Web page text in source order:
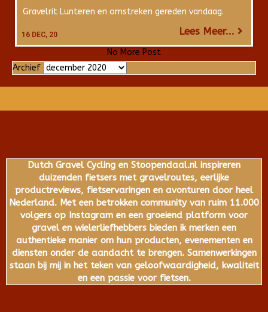
16 DEC, 20
Gravelrit Lunteren en omstreken gereden vandaag.
Lees Meer...
No More Post
Archief Archief
Dutch Gravel Cycling en Stoopendaal.nl inspireren
duizenden fietsers met gravelroutes, eerlijke
productreviews, fietservaringen en avonturen door heel
Nederland. Met een betrokken community van ruim 11.000
volgers op Instagram en een groeiend platform voor
gravel en wielerliefhebbers bieden ik merken een
authentieke manier om hun producten, evenementen en
diensten onder de aandacht te brengen. Samenwerkingen
staan bij mij in het teken van geloofwaardigheid, kwaliteit
en een passie voor fietsen.